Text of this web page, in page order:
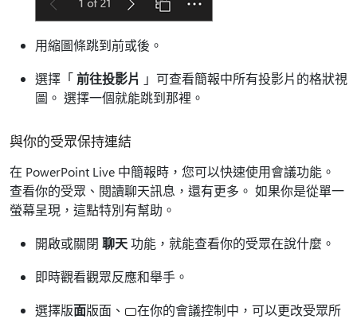
用縮圖條跳到前或後。
選擇「前往投影片 」可查看簡報中所有投影片的格狀視
圖。 選擇一個就能跳到那裡。
與你的受眾保持連結
在 PowerPoint Live 中簡報時，您可以快速使用會議功能。
查看你的受眾、閱讀聊天訊息，還有更多。 如果你是從單一
螢幕呈現，這點特別有幫助。
開啟或關閉 聊天功能，就能查看你的受眾在說什麼。
即時觀看觀眾反應和舉手。
選擇版面版面、
在你的會議控制中，可以更改受眾所